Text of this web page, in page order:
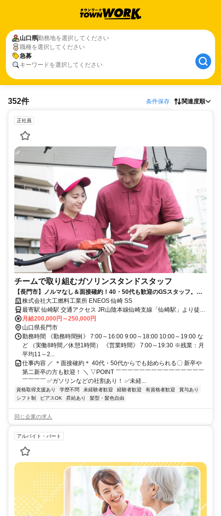
山口県勤務地を選択してください
職種を選択してください
急募
キーワードを選択してください
352件 条件保存 関連度順
正社員
チームで取り組むガソリンスタンドスタッフ
【長門市】ノルマなし＆面接確約！40・50代も歓迎のGSスタッフ。髪
型・ピアス自由、社割も充実。
株式会社大工燃料工業所 ENEOS 仙崎 SS
最寄駅 仙崎駅 交通アクセス JR山陰本線仙崎支線「仙崎駅」より徒歩
4分 ●車通勤OK ●転勤なし
月給200,000円～250,000円
山口県長門市
勤務時間 《勤務時間例》 7:00～16:00 9:00～18:00 10:00～19:00 な
ど （実働8時間／休憩1時間） 《営業時間》 7:00～19:30 ※残業：月
平均11～2...
仕事内容 ／ ＊面接確約＊ 40代・50代からでも始められる〇 新卒や
第二新卒の方も歓迎！ ＼ ▽POINT ￣￣￣￣￣￣￣￣￣￣￣￣￣￣￣
￣￣￣￣ ✅ガソリンなどの社割あり！ ✅未経...
資格取得支援あり 学歴不問 未経験者歓迎 経験者歓迎 有資格者歓迎
賞与あり
シフト制
ピアスOK 昇給あり 髪型・髪色自由
同じ企業の求人
アルバイト・パート